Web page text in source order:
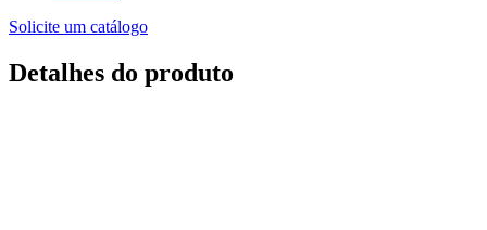
Solicite um catálogo
Detalhes do produto